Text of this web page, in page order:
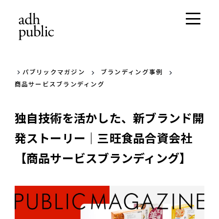
パブリックマガジン
ブランディング事例
商品サービスブランディング
独自技術を活かした、新ブランド開
発ストーリー｜三旺食品合資会社
【商品サービスブランディング】